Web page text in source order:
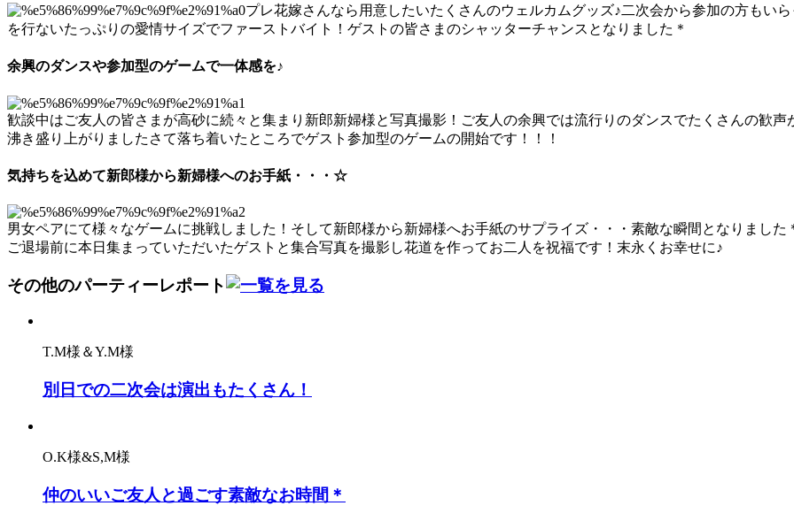
プレ花嫁さんなら用意したいたくさんのウェルカムグッズ♪二次会から参加の方もい
を行ないたっぷりの愛情サイズでファーストバイト！ゲストの皆さまのシャッターチャンスとなりました＊
余興のダンスや参加型のゲームで一体感を♪
歓談中はご友人の皆さまが高砂に続々と集まり新郎新婦様と写真撮影！ご友人の余興では流行りのダンスでたくさんの歓声
沸き盛り上がりましたさて落ち着いたところでゲスト参加型のゲームの開始です！！！
気持ちを込めて新郎様から新婦様へのお手紙・・・☆
男女ペアにて様々なゲームに挑戦しました！そして新郎様から新婦様へお手紙のサプライズ・・・素敵な瞬間となりました
ご退場前に本日集まっていただいたゲストと集合写真を撮影し花道を作ってお二人を祝福です！末永くお幸せに♪
その他のパーティーレポート
T.M様＆Y.M様
別日での二次会は演出もたくさん！
O.K様&S,M様
仲のいいご友人と過ごす素敵なお時間＊